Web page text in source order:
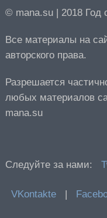
© mana.su | 2018 Год
Все материалы на
авторского права.
Разрешается
любых материалов
mana.su
Следуйте за нами:
VKontakte